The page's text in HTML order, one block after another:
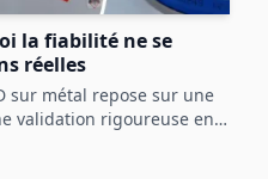
la fiabilité ne se
réelles
sur métal repose sur une
validation rigoureuse en
les contraintes
industriel.